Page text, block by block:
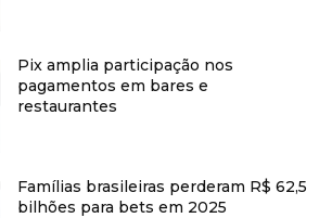
Pix amplia participação nos
pagamentos em bares e
restaurantes
Famílias brasileiras perderam R$ 62,5
bilhões para bets em 2025